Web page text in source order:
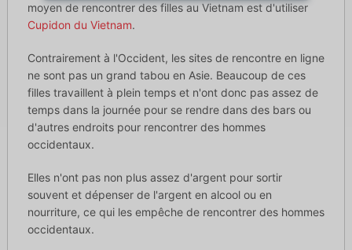
moyen de rencontrer des filles au Vietnam est d'utiliser
Cupidon du Vietnam.
Contrairement à l'Occident, les sites de rencontre en ligne
ne sont pas un grand tabou en Asie. Beaucoup de ces
filles travaillent à plein temps et n'ont donc pas assez de
temps dans la journée pour se rendre dans des bars ou
d'autres endroits pour rencontrer des hommes
occidentaux.
Elles n'ont pas non plus assez d'argent pour sortir
souvent et dépenser de l'argent en alcool ou en
nourriture, ce qui les empêche de rencontrer des hommes
occidentaux.